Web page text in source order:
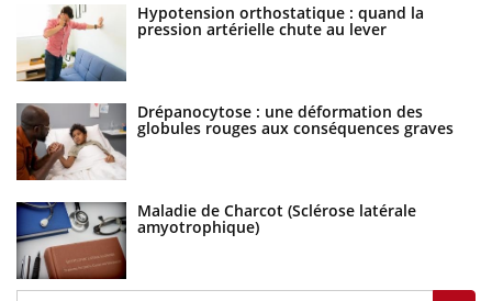
Hypotension orthostatique : quand la
pression artérielle chute au lever
Drépanocytose : une déformation des
globules rouges aux conséquences graves
Maladie de Charcot (Sclérose latérale
amyotrophique)